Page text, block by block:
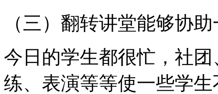
（三）翻转讲堂能够协
今日的学生都很忙，社
练、表演等等使一些学